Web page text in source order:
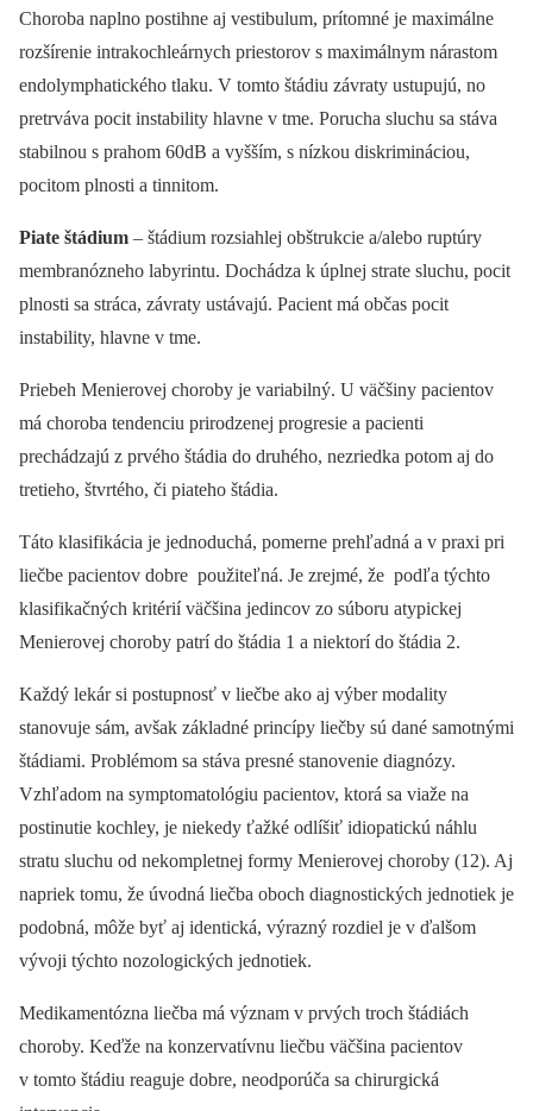
Choroba naplno postihne aj vestibulum, prítomné je maximálne
rozšírenie intrakochleárnych priestorov s maximálnym nárastom
endolymphatického tlaku. V tomto štádiu závraty ustupujú, no
pretrváva pocit instability hlavne v tme. Porucha sluchu sa stáva
stabilnou s prahom 60dB a vyšším, s nízkou diskrimináciou,
pocitom plnosti a tinnitom.
Piate štádium –⁠ štádium rozsiahlej obštrukcie a/alebo ruptúry
membranózneho labyrintu. Dochádza k úplnej strate sluchu, pocit
plnosti sa stráca, závraty ustávajú. Pacient má občas pocit
instability, hlavne v tme.
Priebeh Menierovej choroby je variabilný. U väčšiny pacientov
má choroba tendenciu prirodzenej progresie a pacienti
prechádzajú z prvého štádia do druhého, nezriedka potom aj do
tretieho, štvrtého, či piateho štádia.
Táto klasifikácia je jednoduchá, pomerne prehľadná a v praxi pri
liečbe pacientov dobre použiteľná. Je zrejmé, že podľa týchto
klasifikačných kritérií väčšina jedincov zo súboru atypickej
Menierovej choroby patrí do štádia 1 a niektorí do štádia 2.
Každý lekár si postupnosť v liečbe ako aj výber modality
stanovuje sám, avšak základné princípy liečby sú dané samotnými
štádiami. Problémom sa stáva presné stanovenie diagnózy.
Vzhľadom na symptomatológiu pacientov, ktorá sa viaže na
postinutie kochley, je niekedy ťažké odlíšiť idiopatickú náhlu
stratu sluchu od nekompletnej formy Menierovej choroby (12). Aj
napriek tomu, že úvodná liečba oboch diagnostických jednotiek je
podobná, môže byť aj identická, výrazný rozdiel je v ďalšom
vývoji týchto nozologických jednotiek.
Medikamentózna liečba má význam v prvých troch štádiách
choroby. Keďže na konzervatívnu liečbu väčšina pacientov
v tomto štádiu reaguje dobre, neodporúča sa chirurgická